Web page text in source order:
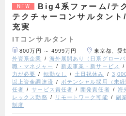
NEW
Big4系ファーム/テ
テクチャーコンサルタン
充実
ITコンサルタント
800万円 ～ 4999万円
東京都、愛
外資系企業
海外展開あり（日系グローバ
職・マネジャー
新規事業・新サービス
力が必要
転勤なし 土日祝休み
以上資金調達済
ポテンシャル採用（未経
任者
サービス責任者 開発責任者 海
レックス勤務
リモートワーク可能 副
制度